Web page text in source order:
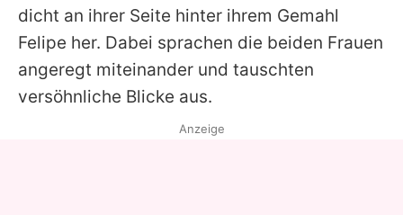
dicht an ihrer Seite hinter ihrem Gemahl
Felipe her. Dabei sprachen die beiden Frauen
angeregt miteinander und tauschten
versöhnliche Blicke aus.
Anzeige